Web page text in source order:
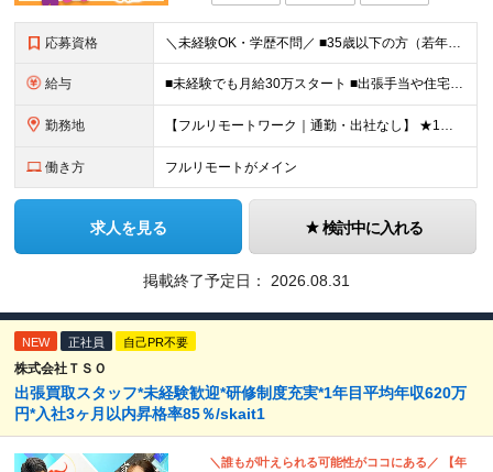
応募資格 ＼未経験OK・学歴不問／ ■35歳以下の方（若年層の長期キャリア形成のため） ■第二新卒OK ■普通自動車免許（AT）をお持ちの方 ▼▽こんな方はぜひご応募ください！▽▼ 「車の運転が好き！」 「地
給与 ■未経験でも月給30万スタート ■出張手当や住宅手当あり 【東京都・神奈川県】 月給35万円～60万円＋インセンティブ＋賞与＋諸手当 上記月給は、月42時間分の固定残業代（月8万3900円以上）を含
勤務地 【フルリモートワーク｜通勤・出社なし】 ★1人1台社用車貸与 ★転勤なし ★直帰直行OK 【本社】 兵庫県神戸市中央区明石町44 神戸御幸ビル4F ★☆積極採用中☆★ ◆北海道・東北：札幌／福島／
働き方 フルリモートがメイン
求人を見る 検討中に入れる
掲載終了予定日： 2026.08.31
NEW 正社員 自己PR不要
株式会社ＴＳＯ
出張買取スタッフ*未経験歓迎*研修制度充実*1年目平均年収620万
円*入社3ヶ月以内昇格率85％/skait1
＼誰もが叶えられる可能性がココにある／ 【年